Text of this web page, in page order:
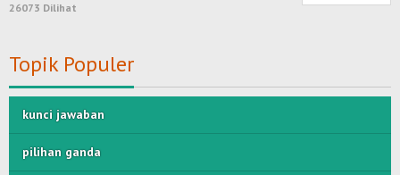
26073 Dilihat
Topik Populer
kunci jawaban
pilihan ganda